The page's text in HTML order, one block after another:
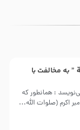
” به مخالفت با
خفاجی مصری عالم بزرگ سنی می‌نویسد : همانطور که
اکرم (صلوات اللّه...